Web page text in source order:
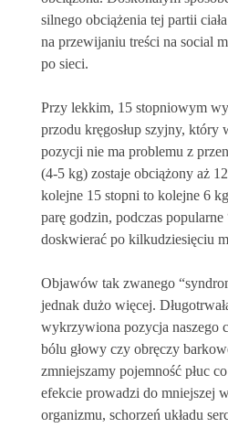
silnego obciążenia tej partii
na przewijaniu treści na social
po sieci.
Przy lekkim, 15 stopniowym
przodu kręgosłup szyjny, który
pozycji nie ma problemu z
(4-5 kg) zostaje obciążony aż
kolejne 15 stopni to kolejne 6
parę godzin, podczas
doskwierać po kilkudziesięciu
Objawów tak zwanego
jednak dużo więcej.
wykrzywiona pozycja naszego
bólu głowy czy obręczy
zmniejszamy pojemność płuc
efekcie prowadzi do mniejszej
organizmu, schorzeń układu